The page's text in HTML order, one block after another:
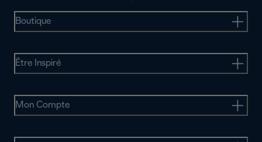
Boutique
Être Inspiré
Mon Compte